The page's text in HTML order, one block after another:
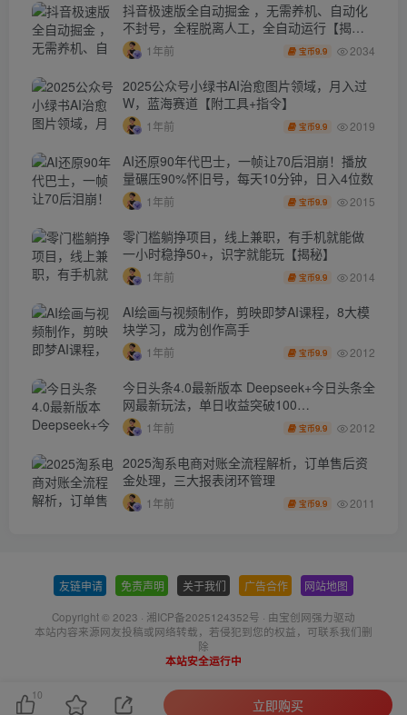
抖音极速版全自动掘金 ，无需养机、自动化
不封号，全程脱离人工，全自动运行【揭
秘】 1年前 宝币9.9 2034
2025公众号小绿书AI治愈图片领域，月入过
W，蓝海赛道【附工具+指令】
1年前 宝币9.9 2019
AI还原90年代巴士，一帧让70后泪崩！播放
量碾压90%怀旧号，每天10分钟，日入4位数
1年前 宝币9.9 2015
零门槛躺挣项目，线上兼职，有手机就能做
一小时稳挣50+，识字就能玩【揭秘】
1年前 宝币9.9 2014
AI绘画与视频制作，剪映即梦AI课程，8大模
块学习，成为创作高手
1年前 宝币9.9 2012
今日头条4.0最新版本 Deepseek+今日头条全
网最新玩法，单日收益突破100…
1年前 宝币9.9 2012
2025淘系电商对账全流程解析，订单售后资
金处理，三大报表闭环管理
1年前 宝币9.9 2011
友链申请 免责声明 关于我们 广告合作 网站地图
Copyright © 2023 · 湘ICP备2025124352号 · 由宝创网强力驱动
本站内容来源网友投稿或网络转载，若侵犯到您的权益，可联系我们删
除
本站安全运行中
10
立即购买